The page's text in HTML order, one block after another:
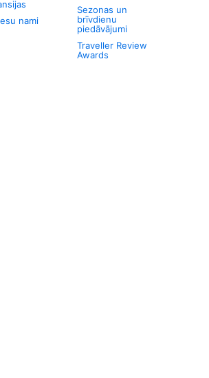
nami
Sezonas un
brīvdienu
piedāvājumi
Traveller Review
Awards